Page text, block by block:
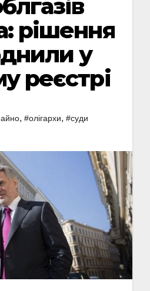
рішення
у
реєстрі
, #олігархи, #суди